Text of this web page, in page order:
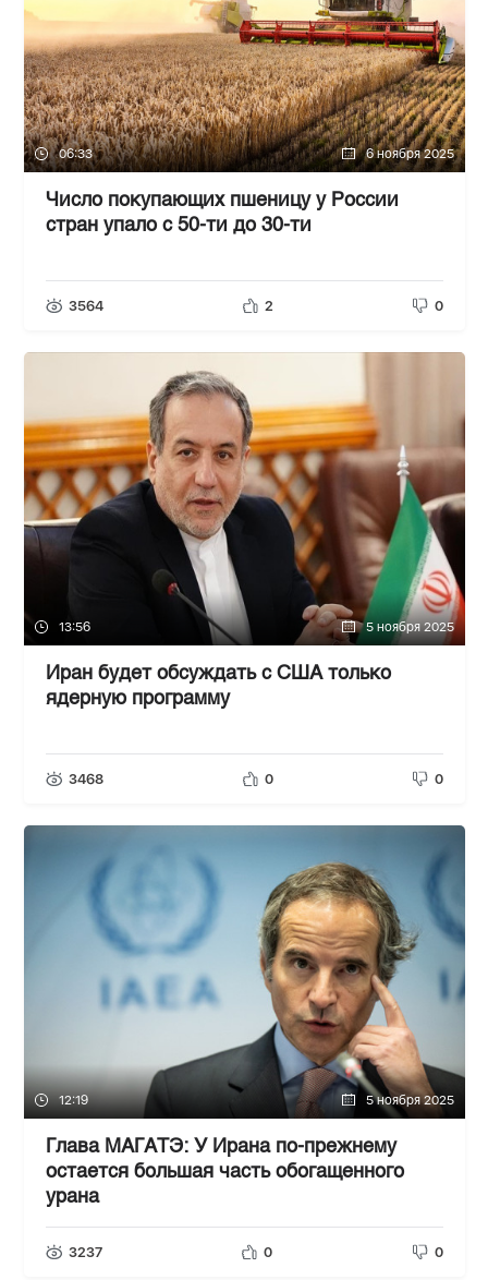
06:33 6 ноября 2025
Число покупающих пшеницу у России
стран упало с 50-ти до 30-ти
3564 2 0
13:56 5 ноября 2025
Иран будет обсуждать с США только
ядерную программу
3468 0 0
12:19 5 ноября 2025
Глава МАГАТЭ: У Ирана по-прежнему
остается большая часть обогащенного
урана
3237 0 0